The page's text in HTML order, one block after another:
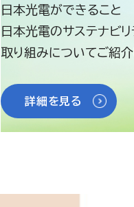
日本光電ができること
日本光電のサステナビ
取り組みについてご紹介
詳細を見る